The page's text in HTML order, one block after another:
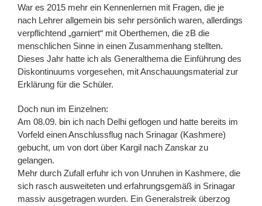
War es 2015 mehr ein Kennenlernen mit Fragen, die je
nach Lehrer allgemein bis sehr persönlich waren, allerdings
verpflichtend „garniert“ mit Oberthemen, die zB die
menschlichen Sinne in einen Zusammenhang stellten.
Dieses Jahr hatte ich als Generalthema die Einführung des
Diskontinuums vorgesehen, mit Anschauungsmaterial zur
Erklärung für die Schüler.
Doch nun im Einzelnen:
Am 08.09. bin ich nach Delhi geflogen und hatte bereits im
Vorfeld einen Anschlussflug nach Srinagar (Kashmere)
gebucht, um von dort über Kargil nach Zanskar zu
gelangen.
Mehr durch Zufall erfuhr ich von Unruhen in Kashmere, die
sich rasch ausweiteten und erfahrungsgemäß in Srinagar
massiv ausgetragen wurden. Ein Generalstreik überzog